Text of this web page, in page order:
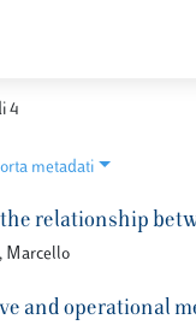
4
metadati
relationship
Marcello
and operational